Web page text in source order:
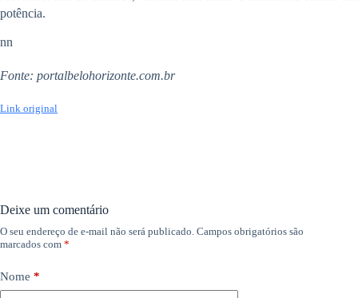
potência.
nn
Fonte: portalbelohorizonte.com.br
Link original
Deixe um comentário
O seu endereço de e-mail não será publicado. Campos obrigatórios são
marcados com *
Nome *